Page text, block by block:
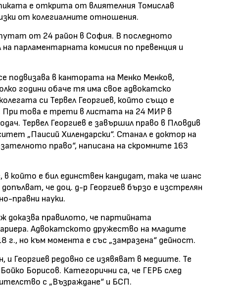
е открита от влиятелния Томислав
от колегиалните отношения.
от 24 район в София. В последното
парламентарната комисия по превенция и
подвизава в кантората на Менко Менков,
години обаче тя има свое адвокатско
си Тервел Георгиев, който също е
това е трети в листата на 24 МИР в
Тервел Георгиев е завършил право в Пловдив
„Паисий Хилендарски“. Станал е доктор на
право“, написана на скромните 163
който е бил единствен кандидат, така че шанс
че доц. д-р Георгиев бързо е изстрелян
правни науки.
доказва правилото, че партийната
Адвокатското дружество на младите
г., но към момента е със „замразена“ дейност.
и Георгиев редовно се изявяват в медиите. Те
Борисов. Категорични са, че ГЕРБ след
с „Възраждане“ и БСП.